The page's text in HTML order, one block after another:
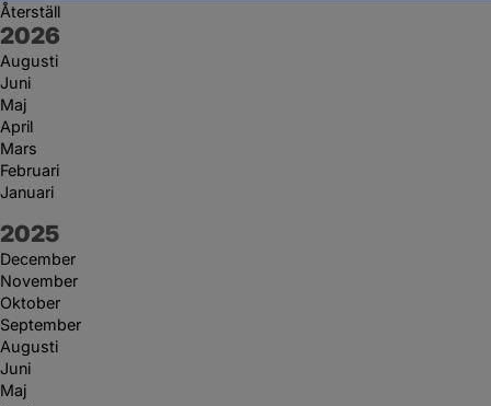
Återställ
År:
2026
Augusti
Juni
Maj
April
Mars
Februari
Januari
År:
2025
December
November
Oktober
September
Augusti
Juni
Maj